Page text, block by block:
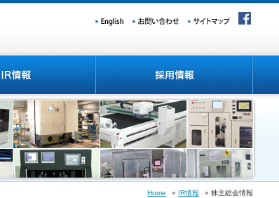
Home » IR情報 » 株主総会情報